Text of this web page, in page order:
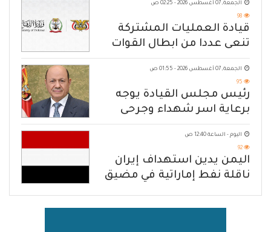
الجمعة, 07 أغسطس 2026 - 02:25 ص
98
قيادة العمليات المشتركة
تنعى عددا من ابطال القوات
المسلحة
الجمعة, 07 أغسطس 2026 - 01:55 ص
95
رئيس مجلس القيادة يوجه
برعاية اسر شهداء وجرحى
الهجوم الإرهابي الحوثي والرد
الحازم على مصدر التهديد
اليوم - الساعة 12:40 ص
92
اليمن يدين استهداف إيران
ناقلة نفط إماراتية في مضيق